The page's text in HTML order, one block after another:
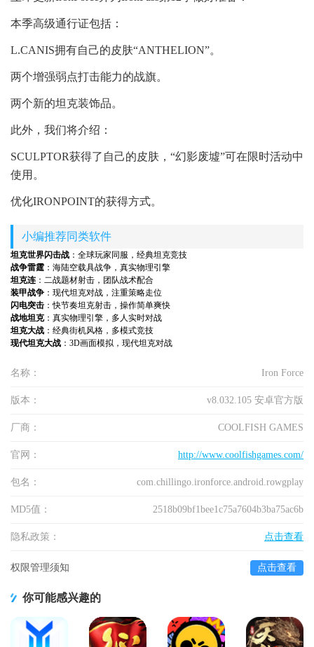
本季高级通行证包括：
L.CANIS拥有自己的皮肤“ANTHELION”。
两个增强弱点打击能力的战旗。
两个新的坦克装饰品。
此外，我们将介绍：
SCULPTOR获得了自己的皮肤，“幻影废墟”可在限时活动中
使用。
优化IRONPOINT的获得方式。
小编推荐同类软件
坦克世界闪击战 ：全球玩家同服，经典坦克竞技
战争雷霆 ：海陆空载具战争，真实物理引擎
坦克连 ：二战题材射击，团队战术配合
装甲战争 ：现代坦克对战，注重策略走位
闪电突击 ：快节奏坦克射击，操作简单爽快
战地坦克：真实物理引擎，多人实时对战
坦克大战 ：经典街机风格，多模式竞技
现代坦克大战 ：3D画面模拟，现代坦克对战
名称： Iron Force
版本： v8.032.105 安卓官方版
厂商： COOLFISH GAMES
官网： http://www.coolfishgames.com/
包名： com.chillingo.ironforce.android.rowgplay
MD5值： 2518b09bf1bee1c75a7604b3ba75ac6b
隐私政策： 点击查看
权限管理须知 点击查看
你可能感兴趣的